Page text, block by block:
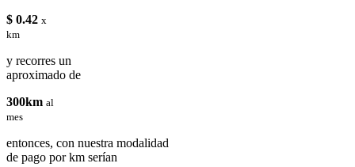
$ 0.42 x
km
y recorres un
aproximado de
300km al
mes
entonces, con nuestra modalidad
de pago por km serían